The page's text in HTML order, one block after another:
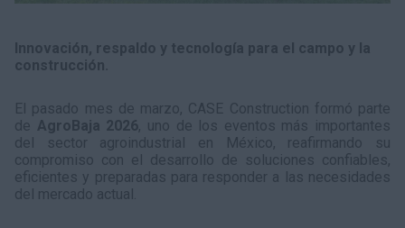
Innovación, respaldo y tecnología para el campo y la
construcción.
El pasado mes de marzo, CASE Construction formó parte
de AgroBaja 2026, uno de los eventos más importantes
del sector agroindustrial en México, reafirmando su
compromiso con el desarrollo de soluciones confiables,
eficientes y preparadas para responder a las necesidades
del mercado actual.